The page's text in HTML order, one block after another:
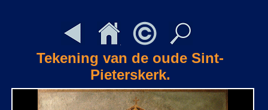
Tekening van de oude Sint-
Pieterskerk.